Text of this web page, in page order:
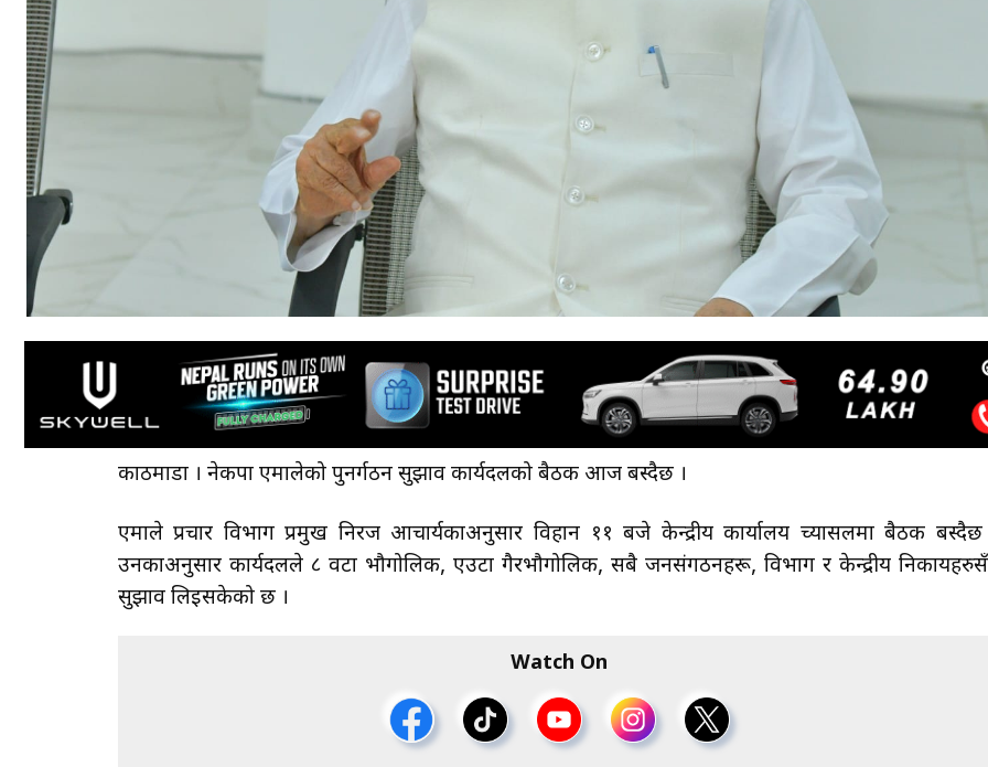
काठमाडौँ । नेकपा एमालेको पुनर्गठन सुझाव कार्यदलको बैठक आज बस्दैछ ।
एमाले प्रचार विभाग प्रमुख निरज आचार्यकाअनुसार विहान ११ बजे केन्द्रीय कार्यालय च्यासलमा बैठक बस्दैछ
उनकाअनुसार कार्यदलले ८ वटा भौगोलिक, एउटा गैरभौगोलिक, सबै जनसंगठनहरू, विभाग र केन्द्रीय
सुझाव लिइसकेको छ ।
Watch On